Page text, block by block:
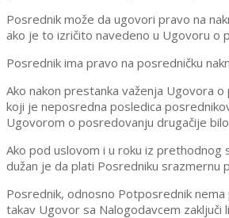
Posrednik može da ugovori pravo na
ako je to izričito navedeno u Ugovoru o
Posrednik ima pravo na posredničku
Ako nakon prestanka važenja Ugovora
koji je neposredna posledica
Ugovorom o posredovanju drugačije
Ako pod uslovom i u roku iz
dužan je da plati Posredniku srazmernu
Posrednik, odnosno Potposrednik
takav Ugovor sa Nalogodavcem